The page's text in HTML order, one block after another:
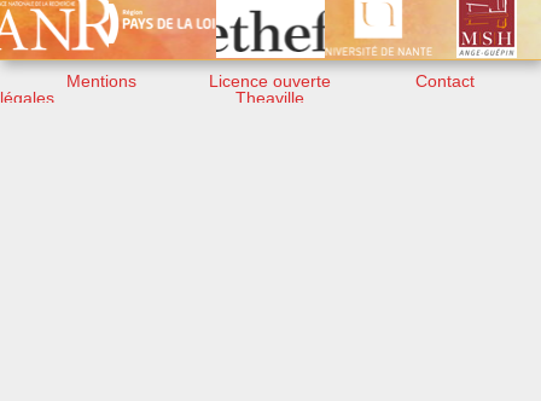
Mentions
légales
Licence ouverte
Theaville
Contact